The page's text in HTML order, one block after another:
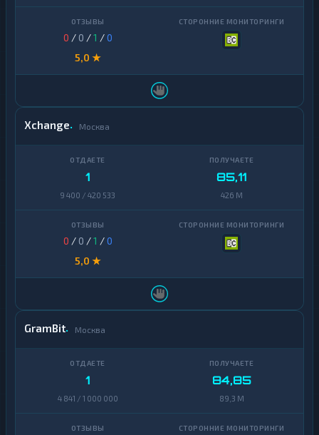
0 / 0 /1 /0
5,0 ★
Xchange Москва
1
9 400 / 420 533
85,11
426 M
0 / 0 /1 /0
5,0 ★
GramBit Москва
1
4 841 / 1 000 000
84,85
89,3 M